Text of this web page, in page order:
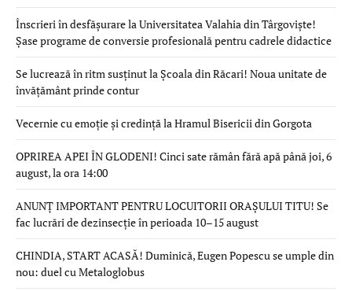
Înscrieri în desfășurare la Universitatea Valahia din Târgoviște!
Șase programe de conversie profesională pentru cadrele didactice
Se lucrează în ritm susținut la Școala din Răcari! Noua unitate de
învățământ prinde contur
Vecernie cu emoție și credință la Hramul Bisericii din Gorgota
OPRIREA APEI ÎN GLODENI! Cinci sate rămân fără apă până joi, 6
august, la ora 14:00
ANUNȚ IMPORTANT PENTRU LOCUITORII ORAȘULUI TITU! Se
fac lucrări de dezinsecție în perioada 10–15 august
CHINDIA, START ACASĂ! Duminică, Eugen Popescu se umple din
nou: duel cu Metaloglobus